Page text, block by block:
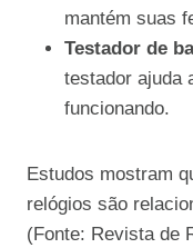
mantém suas
Testador de
testador ajuda
funcionando.
Estudos mostram
relógios são
(Fonte: Revista de